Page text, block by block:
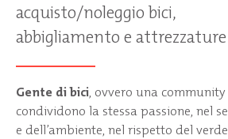
acquisto/noleggio bici,
abbigliamento e attrezzature
Gente di bici, ovvero una
condividono la stessa passione, nel
e dell’ambiente, nel rispetto del